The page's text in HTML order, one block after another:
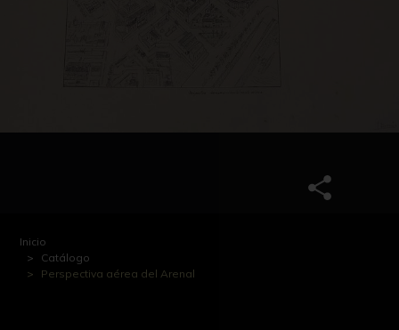
Inicio
Catálogo
Perspectiva aérea del Arenal